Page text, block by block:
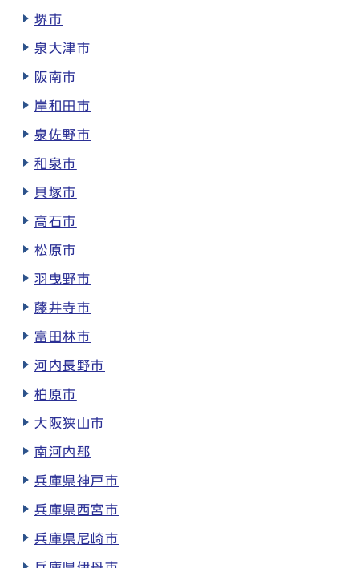
堺市
泉大津市
阪南市
岸和田市
泉佐野市
和泉市
貝塚市
高石市
松原市
羽曳野市
藤井寺市
富田林市
河内長野市
柏原市
大阪狭山市
南河内郡
兵庫県神戸市
兵庫県西宮市
兵庫県尼崎市